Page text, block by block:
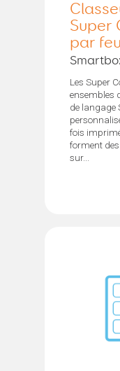
Super
par
Les Super
ensembles
de langage
fois
forment
sur...